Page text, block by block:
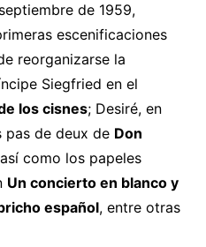
de 1959,
escenificaciones
reorganizarse la
Siegfried en el
los cisnes; Desiré, en
pas de deux de Don
como los papeles
Un concierto en blanco y
español, entre otras